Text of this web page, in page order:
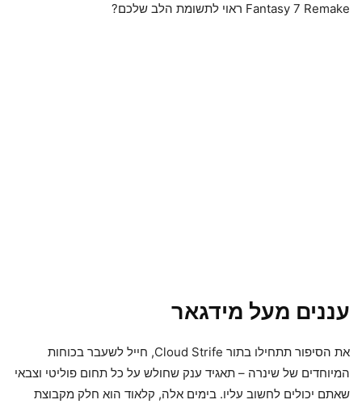
Fantasy 7 Remake ראוי לתשומת הלב שלכם?
עננים מעל מידגאר
את הסיפור תתחילו בתור Cloud Strife, חייל לשעבר בכוחות
המיוחדים של שינרה – תאגיד ענק שחולש על כל תחום פוליטי וצבאי
שאתם יכולים לחשוב עליו. בימים אלה, קלאוד הוא חלק מקבוצת